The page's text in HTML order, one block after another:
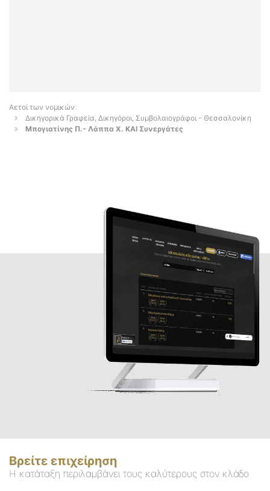
Αετοί των νομικών
Δικηγορικά Γραφεία, Δικηγόροι, Συμβολαιογράφοι - Θεσσαλονίκη
Μπογιατίνης Π.- Λάππα Χ. ΚΑΙ Συνεργάτες
Βρείτε επιχείρηση
Η κατάταξη περιλαμβάνει τους καλύτερους στον κλάδο